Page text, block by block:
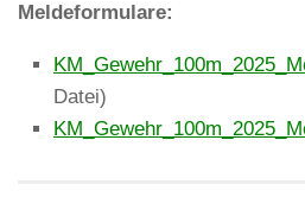
Meldeformulare:
Datei)